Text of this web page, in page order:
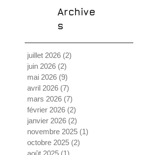
Archive
s
juillet 2026 (2)
juin 2026 (2)
mai 2026 (9)
avril 2026 (7)
mars 2026 (7)
février 2026 (2)
janvier 2026 (2)
novembre 2025 (1)
octobre 2025 (2)
août 2025 (1)